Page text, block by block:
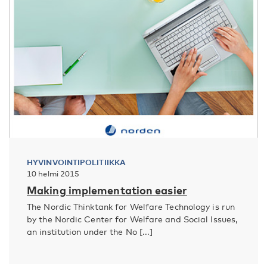
HYVINVOINTIPOLITIIKKA
10 helmi 2015
Making implementation easier
The Nordic Thinktank for Welfare Technology is run
by the Nordic Center for Welfare and Social Issues,
an institution under the No [...]